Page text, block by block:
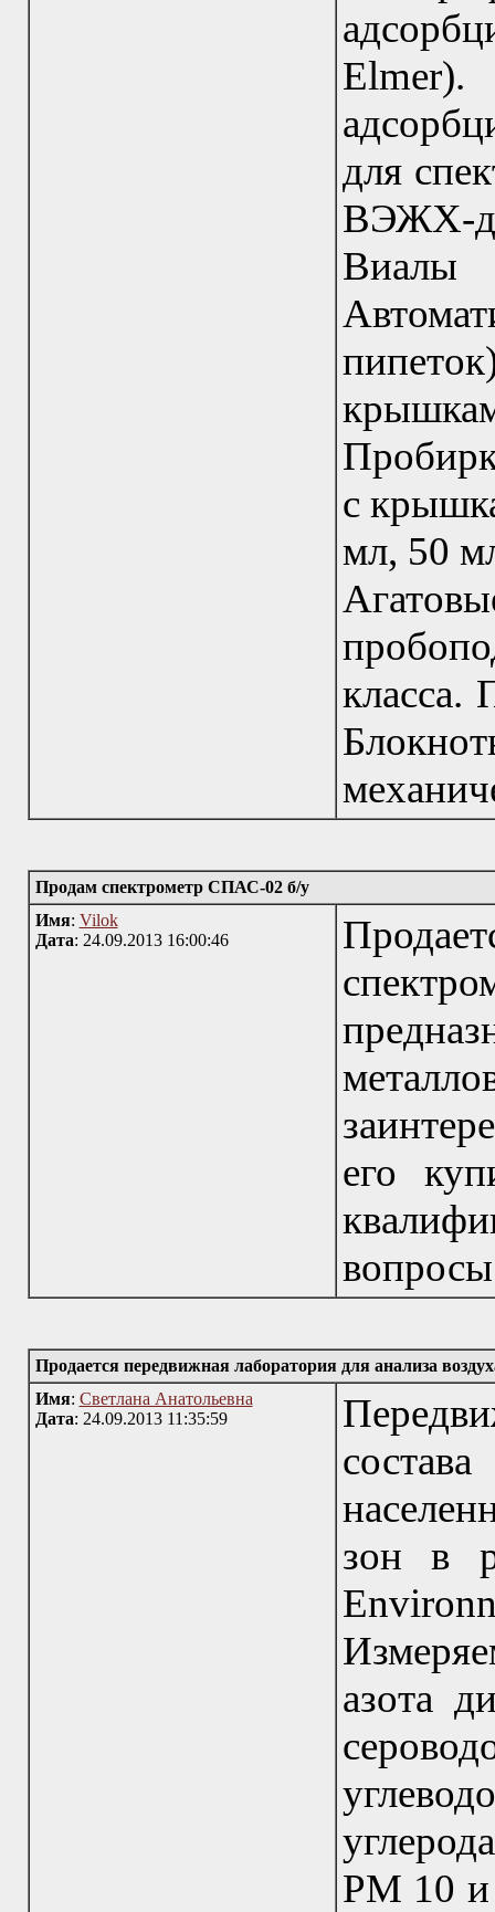
для
ВЭЖХ-
с
мл, 50
класса.
Продам спектрометр СПАС-02 б/у
Имя: Vilok
Дата: 24.09.2013 16:00:46
его
Продается передвижная лаборатория для анализа
Имя: Светлана Анатольевна
Дата: 24.09.2013 11:35:59
зон в
азота
РМ 10 и